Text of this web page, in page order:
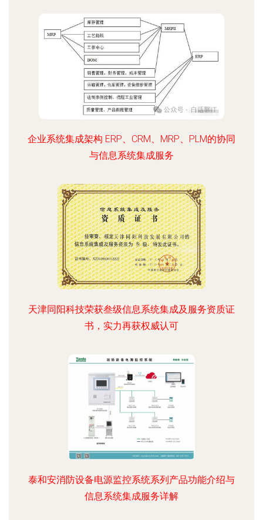
企业系统集成架构 ERP、CRM、MRP、PLM的协同
与信息系统集成服务
天津同阳科技荣获叁级信息系统集成及服务资质证
书，实力再获权威认可
泰和安消防设备电源监控系统系列产品功能介绍与
信息系统集成服务详解